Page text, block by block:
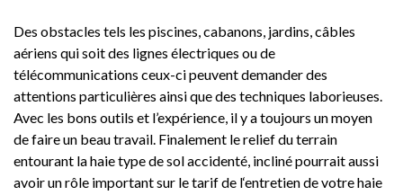
Des obstacles tels les piscines, cabanons, jardins, câbles
aériens qui soit des lignes électriques ou de
télécommunications ceux-ci peuvent demander des
attentions particulières ainsi que des techniques laborieuses.
Avec les bons outils et l’expérience, il y a toujours un moyen
de faire un beau travail. Finalement le relief du terrain
entourant la haie type de sol accidenté, incliné pourrait aussi
avoir un rôle important sur le tarif de l‘entretien de votre haie